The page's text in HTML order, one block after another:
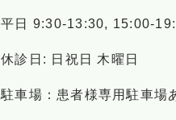
平日 9:30-13:30, 15:00-
休診日: 日祝日 木曜日
駐車場：患者様専用駐車場